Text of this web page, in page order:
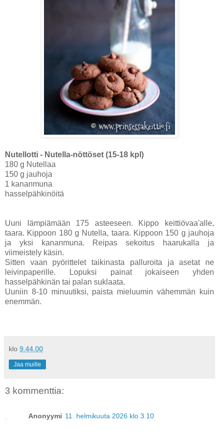
Nutellotti - Nutella-nöttöset (15-18 kpl)
180 g Nutellaa
150 g jauhoja
1 kananmuna
hasselpähkinöitä
Uuni lämpiämään 175 asteeseen. Kippo keittiövaa'alle,
taara. Kippoon 180 g Nutella, taara. Kippoon 150 g jauhoja
ja yksi kananmuna. Reipas sekoitus haarukalla ja
viimeistely käsin.
Sitten vaan pyörittelet taikinasta palluroita ja asetat ne
leivinpaperille. Lopuksi painat jokaiseen yhden
hasselpähkinän tai palan suklaata.
Uuniin 8-10 minuutiksi, paista mieluumin vähemmän kuin
enemmän.
klo 9.44.00
Jaa muille
3 kommenttia:
Anonyymi 11. helmikuuta 2026 klo 3.10